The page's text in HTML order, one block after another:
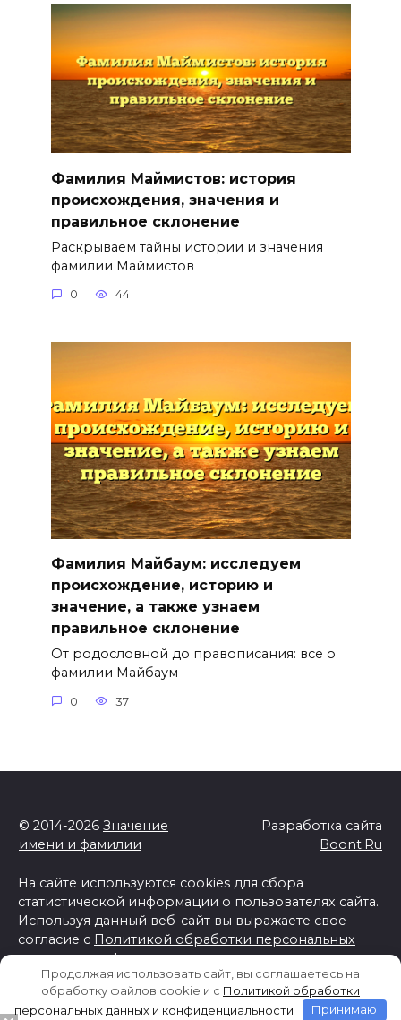
Фамилия Маймистов: история
происхождения, значения и
правильное склонение
Раскрываем тайны истории и значения
фамилии Маймистов
0 44
Фамилия Майбаум: исследуем
происхождение, историю и
значение, а также узнаем
правильное склонение
От родословной до правописания: все о
фамилии Майбаум
0 37
© 2014-2026 Значение
имени и фамилии
Разработка сайта
Boont.Ru
На сайте используются cookies для сбора
статистической информации о пользователях сайта.
Используя данный веб-сайт вы выражаете свое
согласие с Политикой обработки персональных
данных и конфиденциальности
Отказ от ответственности
Продолжая использовать сайт, вы соглашаетесь на
обработку файлов cookie и c Политикой обработки
персональных данных и конфиденциальности
Принимаю